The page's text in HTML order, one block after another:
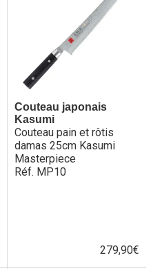
Couteau japonais
Kasumi
Couteau pain et rôtis
damas 25cm Kasumi
Masterpiece
Réf. MP10
279,90€